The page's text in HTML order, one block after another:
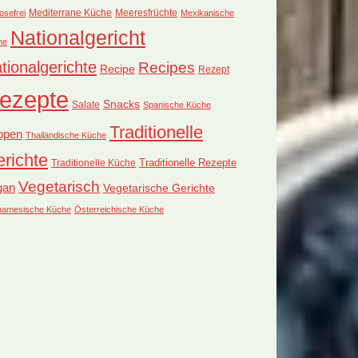
Mediterrane Küche Meeresfrüchte Mexikanische
Nationalgericht
Recipe Recipes Rezept
Salate Snacks Spanische Küche
Thailändische Küche Traditionelle
Traditionelle Küche Traditionelle Rezepte
Vegetarisch Vegetarische Gerichte
Küche Österreichische Küche